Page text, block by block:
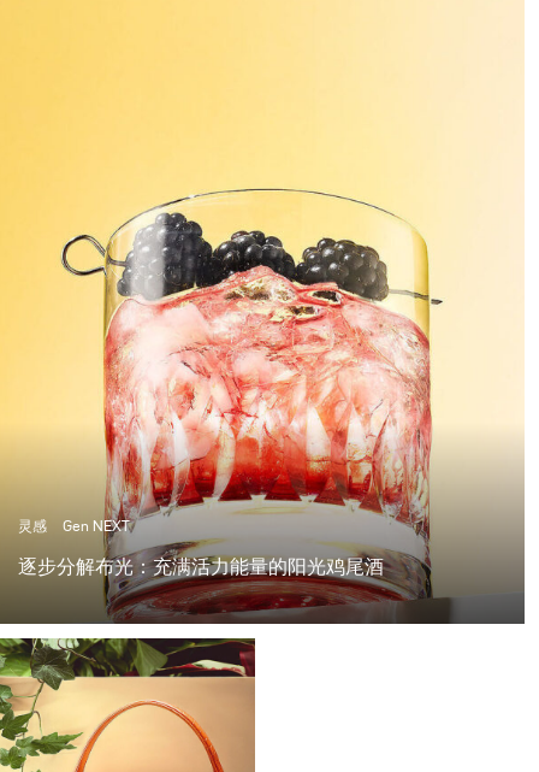
灵感 Gen NEXT
逐步分解布光：充满活力能量的阳光鸡尾酒
在柏林的最后几周非常棒，气温超过25度，阳光明媚，这
是拍摄夏日鸡尾酒的完美天气。